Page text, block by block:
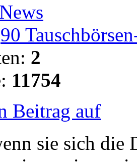
News
90
2
11754
Beitrag auf
sie sich die